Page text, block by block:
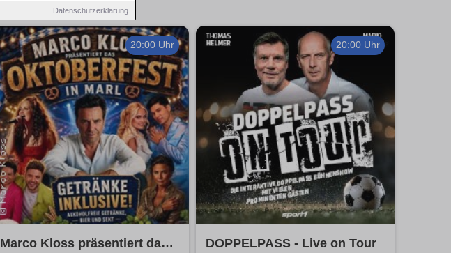
Datenschutzerklärung
20:00 Uhr
Marco Kloss präsentiert das
20:00 Uhr
DOPPELPASS - Live on Tour